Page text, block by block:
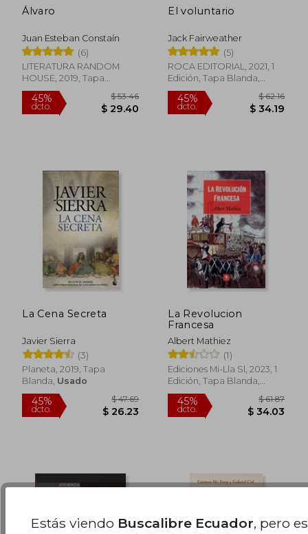
45%
dcto.
45%
dcto.
Álvaro
Juan Esteban Constaín
(6)
LITERATURA RANDOM
HOUSE, 2019, Tapa
Blanda, Nuevo
El voluntario
Jack Fairweather
(5)
ROCA EDITORIAL, 2021, 1
Edición, Tapa Blanda,
Nuevo
La Cena Secreta
Javier Sierra
(3)
Planeta, 2019, Tapa
Blanda, Usado
La Revolucion
Francesa
Albert Mathiez
(1)
Ediciones Mi-Lla Sl, 2023, 1
Edición, Tapa Blanda,
Nuevo
Estás viendo Buscalibre Ecuador, pero